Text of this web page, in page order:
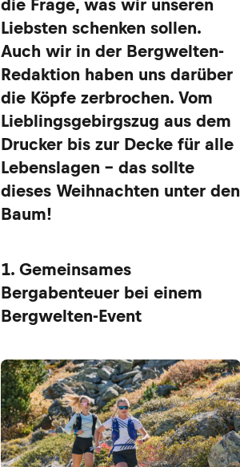
die Frage, was wir unseren
Liebsten schenken sollen.
Auch wir in der Bergwelten-
Redaktion haben uns darüber
die Köpfe zerbrochen. Vom
Lieblingsgebirgszug aus dem
Drucker bis zur Decke für alle
Lebenslagen – das sollte
dieses Weihnachten unter den
Baum!
1. Gemeinsames
Bergabenteuer bei einem
Bergwelten-Event